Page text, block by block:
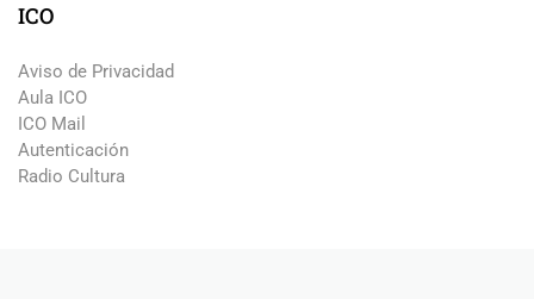
ICO
Aviso de Privacidad
Aula ICO
ICO Mail
Autenticación
Radio Cultura